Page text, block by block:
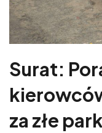
Surat:
za złe